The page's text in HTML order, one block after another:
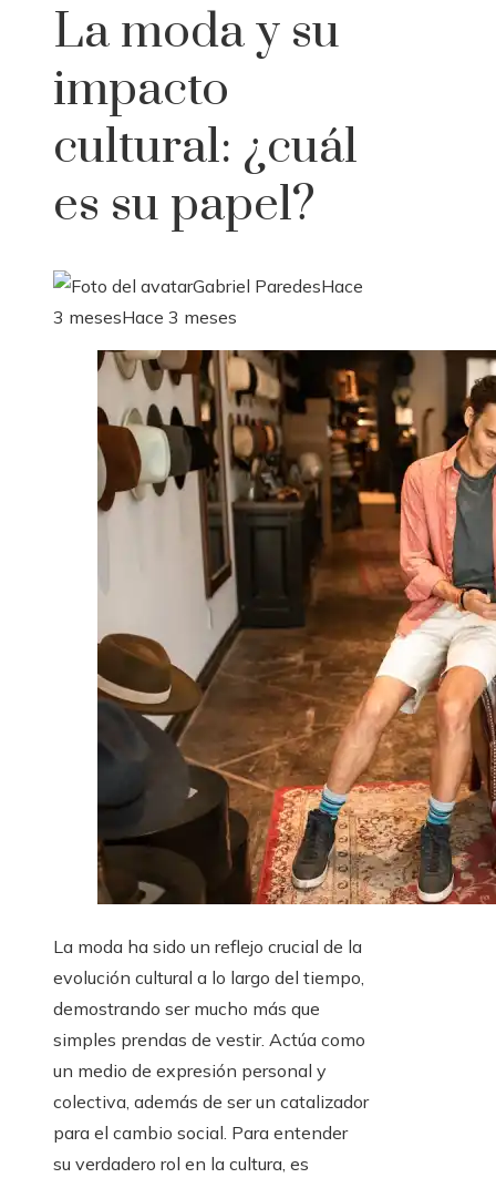
La moda y su
impacto
cultural: ¿cuál
es su papel?
Gabriel ParedesHace
3 mesesHace 3 meses
La moda ha sido un reflejo crucial de la
evolución cultural a lo largo del tiempo,
demostrando ser mucho más que
simples prendas de vestir. Actúa como
un medio de expresión personal y
colectiva, además de ser un catalizador
para el cambio social. Para entender
su verdadero rol en la cultura, es